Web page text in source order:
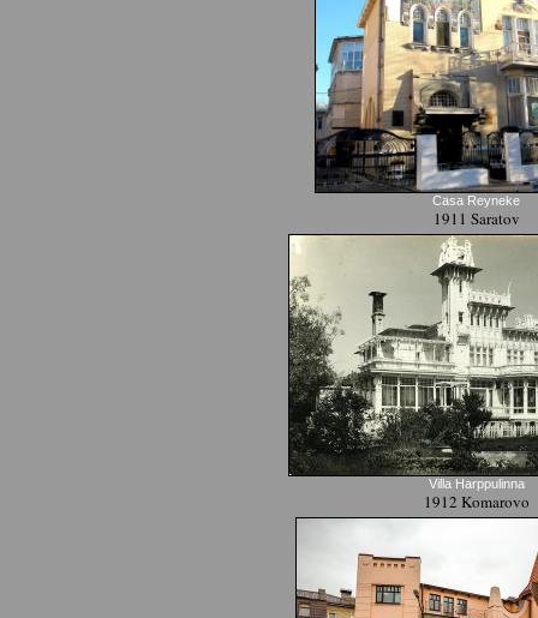
Casa Reyneke
1911 Saratov
Villa Harppulinna
1912 Komarovo